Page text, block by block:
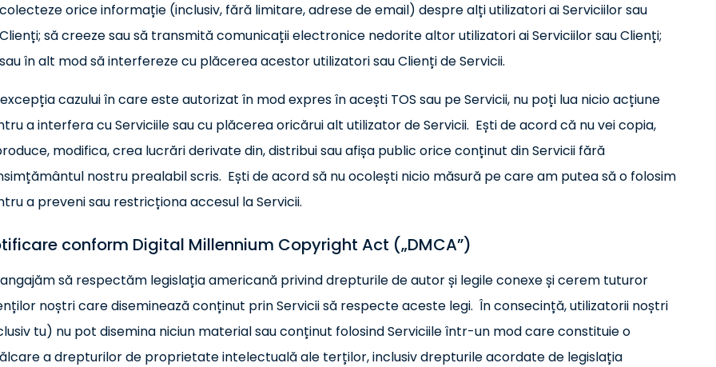
colecteze orice informație (inclusiv, fără limitare, adrese de email) despre alți utilizatori ai Serviciilor sau
Clienți; să creeze sau să transmită comunicații electronice nedorite altor utilizatori ai Serviciilor sau Clienți;
sau în alt mod să interfereze cu plăcerea acestor utilizatori sau Clienți de Servicii.
cazului în care este autorizat în mod expres în acești TOS sau pe Servicii, nu poți lua nicio acțiune
a interfera cu Serviciile sau cu plăcerea oricărui alt utilizator de Servicii. Ești de acord că nu vei copia,
modifica, crea lucrări derivate din, distribui sau afișa public orice conținut din Servicii fără
nostru prealabil scris. Ești de acord să nu ocolești nicio măsură pe care am putea să o folosim
a preveni sau restricționa accesul la Servicii.
conform Digital Millennium Copyright Act („DMCA”)
să respectăm legislația americană privind drepturile de autor și legile conexe și cerem tuturor
noștri care diseminează conținut prin Servicii să respecte aceste legi. În consecință, utilizatorii noștri
tu) nu pot disemina niciun material sau conținut folosind Serviciile într-un mod care constituie o
a drepturilor de proprietate intelectuală ale terților, inclusiv drepturile acordate de legislația